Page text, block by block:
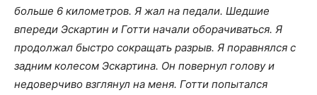
больше 6 километров. Я жал на педали. Шедшие
впереди Эскартин и Готти начали оборачиваться. Я
продолжал быстро сокращать разрыв. Я поравнялся с
задним колесом Эскартина. Он повернул голову и
недоверчиво взглянул на меня. Готти попытался